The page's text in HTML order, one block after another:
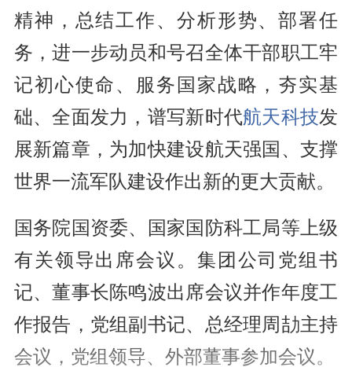
精神，总结工作、分析形势、部署任
务，进一步动员和号召全体干部职工牢
记初心使命、服务国家战略，夯实基
础、全面发力，谱写新时代航天科技发
展新篇章，为加快建设航天强国、支撑
世界一流军队建设作出新的更大贡献。
国务院国资委、国家国防科工局等上级
有关领导出席会议。集团公司党组书
记、董事长陈鸣波出席会议并作年度工
作报告，党组副书记、总经理周劼主持
会议，党组领导、外部董事参加会议。